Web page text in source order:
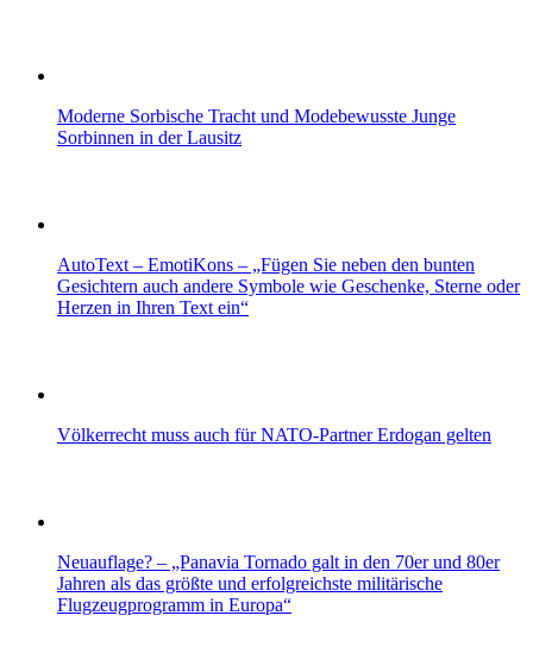
Moderne Sorbische Tracht und Modebewusste Junge
Sorbinnen in der Lausitz
AutoText – EmotiKons – „Fügen Sie neben den bunten
Gesichtern auch andere Symbole wie Geschenke, Sterne oder
Herzen in Ihren Text ein“
Völkerrecht muss auch für NATO-Partner Erdogan gelten
Neuauflage? – „Panavia Tornado galt in den 70er und 80er
Jahren als das größte und erfolgreichste militärische
Flugzeugprogramm in Europa“